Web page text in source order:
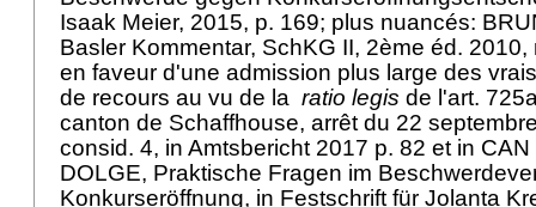
Isaak Meier, 2015, p. 169; plus nuancés:
Basler Kommentar, SchKG II, 2ème éd.
en faveur d'une admission plus large des
de recours au vu de la ratio legis de l'art.
canton de Schaffhouse, arrêt du 22
consid. 4, in Amtsbericht 2017 p. 82 et in
DOLGE, Praktische Fragen im
Konkurseröffnung, in Festschrift für Jolanta